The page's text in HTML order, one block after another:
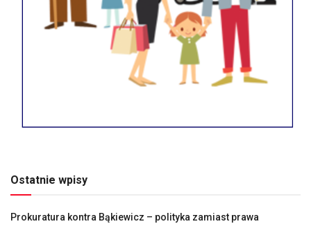
Ostatnie wpisy
Prokuratura kontra Bąkiewicz – polityka zamiast prawa